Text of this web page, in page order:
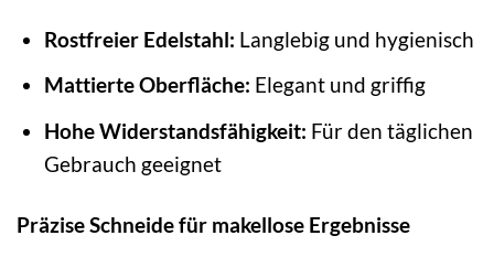
Rostfreier Edelstahl: Langlebig und hygienisch
Mattierte Oberfläche: Elegant und griffig
Hohe Widerstandsfähigkeit: Für den täglichen
Gebrauch geeignet
Präzise Schneide für makellose Ergebnisse